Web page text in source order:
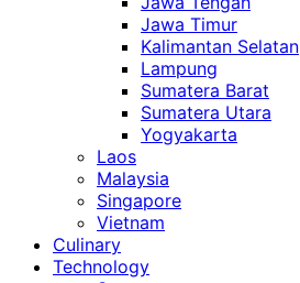
Jawa Timur
Kalimantan Selatan
Lampung
Sumatera Barat
Sumatera Utara
Yogyakarta
Laos
Malaysia
Singapore
Vietnam
Culinary
Technology